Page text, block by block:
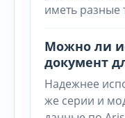
иметь разные
Можно ли
документ
Надежнее
же серии и